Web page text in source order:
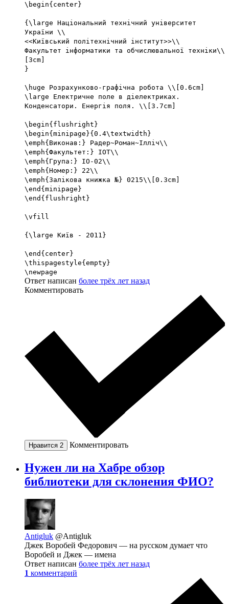
\begin{center}
{\large Національний технічний університет
України \\
<<Київський політехнічний інститут>>\\
Факультет інформатики та обчислювальної техніки\\
[3cm]
}
\huge Розрахунково-графічна робота \\[0.6cm]
\large Електричне поле в діелектриках.
Конденсатори. Енергія поля. \\[3.7cm]
\begin{flushright}
\begin{minipage}{0.4\textwidth}
\emph{Виконав:} Радер~Роман~Ілліч\\
\emph{Факультет:} ІОТ\\
\emph{Група:} ІО-02\\
\emph{Номер:} 22\\
\emph{Залікова книжка №} 0215\\[0.3cm]
\end{minipage}
\end{flushright}
\vfill
{\large Київ - 2011}
\end{center}
\thispagestyle{empty}
\newpage
Ответ написан более трёх лет назад
Комментировать
Нравится 2 Комментировать
Нужен ли на Хабре обзор
библиотеки для склонения ФИО?
Antigluk @Antigluk
Джек Воробей Федорович — на русском думает что
Воробей и Джек — имена
Ответ написан более трёх лет назад
1 комментарий